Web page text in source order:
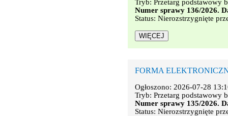
Tryb: Przetarg podstawowy
Numer sprawy 136/2026.
Status: Nierozstrzygnięte
FORMA
Ogłoszono: 2026-07-28
Tryb: Przetarg podstawowy
Numer sprawy 135/2026.
Status: Nierozstrzygnięte